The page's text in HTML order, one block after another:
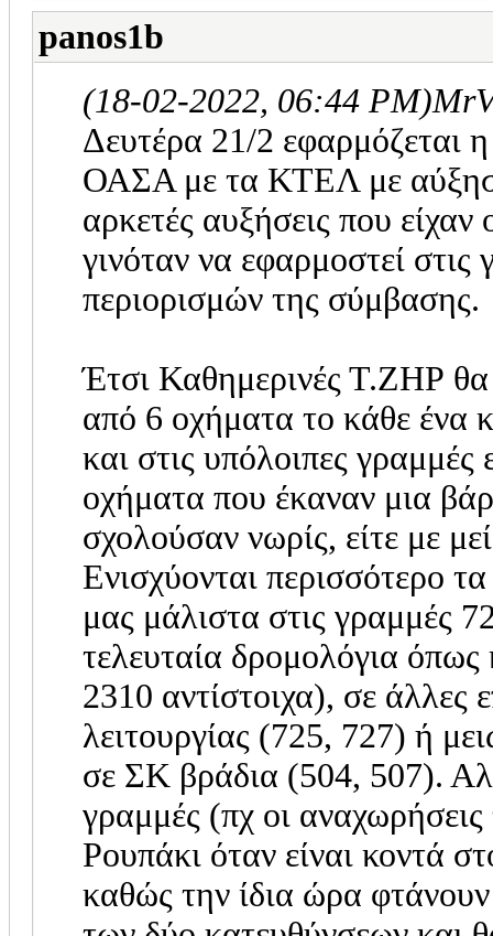
panos1b
(18-02-2022, 06:44 PM)
Δευτέρα 21/2 εφαρμόζεται
ΟΑΣΑ με τα ΚΤΕΛ με αύξηση
αρκετές αυξήσεις που
γινόταν να εφαρμοστεί
περιορισμών της σύμβασης.
Έτσι Καθημερινές Τ.ΖΗΡ
από 6 οχήματα το κάθε ένα
και στις υπόλοιπες γραμμές
οχήματα που έκαναν μια
σχολούσαν νωρίς, είτε με
Ενισχύονται περισσότερο
μας μάλιστα στις γραμμές
τελευταία δρομολόγια όπως
2310 αντίστοιχα), σε άλλες
λειτουργίας (725, 727) ή
σε ΣΚ βράδια (504, 507).
γραμμές (πχ οι
Ρουπάκι όταν είναι κοντά
καθώς την ίδια ώρα